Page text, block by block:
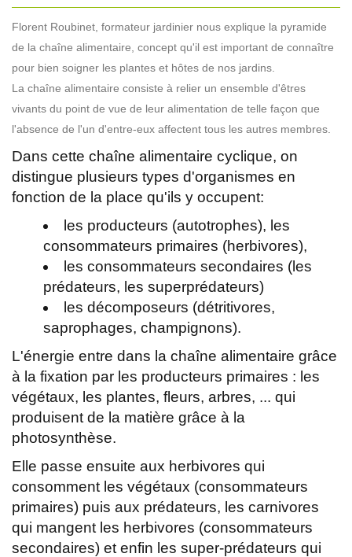
Florent Roubinet, formateur jardinier nous explique la pyramide
de la chaîne alimentaire, concept qu'il est important de connaître
pour bien soigner les plantes et hôtes de nos jardins.
La chaîne alimentaire consiste à relier un ensemble d'êtres
vivants du point de vue de leur alimentation de telle façon que
l'absence de l'un d'entre-eux affectent tous les autres membres.
Dans cette chaîne alimentaire cyclique, on
distingue plusieurs types d'organismes en
fonction de la place qu'ils y occupent:
les producteurs (autotrophes), les
consommateurs primaires (herbivores),
les consommateurs secondaires (les
prédateurs, les superprédateurs)
les décomposeurs (détritivores,
saprophages, champignons).
L'énergie entre dans la chaîne alimentaire grâce
à la fixation par les producteurs primaires : les
végétaux, les plantes, fleurs, arbres, ... qui
produisent de la matière grâce à la
photosynthèse.
Elle passe ensuite aux herbivores qui
consomment les végétaux (consommateurs
primaires) puis aux prédateurs, les carnivores
qui mangent les herbivores (consommateurs
secondaires) et enfin les super-prédateurs qui